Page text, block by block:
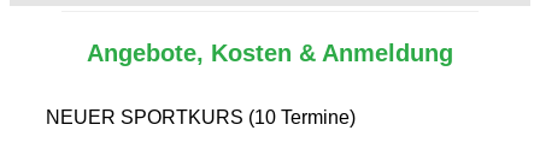
Angebote, Kosten & Anmeldung
NEUER SPORTKURS (10 Termine)